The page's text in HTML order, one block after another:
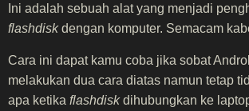
Ini adalah sebuah alat yang menjadi
flashdiskdengan komputer. Semacam
Cara ini dapat kamu coba jika sobat
melakukan dua cara diatas namun tetap
apa ketika flashdiskdihubungkan ke